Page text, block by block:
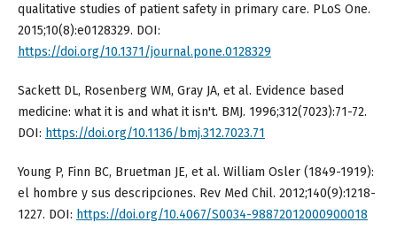
qualitative studies of patient safety in primary care. PLoS One.
2015;10(8):e0128329. DOI:
https://doi.org/10.1371/journal.pone.0128329
Sackett DL, Rosenberg WM, Gray JA, et al. Evidence based
medicine: what it is and what it isn't. BMJ. 1996;312(7023):71-72.
DOI: https://doi.org/10.1136/bmj.312.7023.71
Young P, Finn BC, Bruetman JE, et al. William Osler (1849-1919):
el hombre y sus descripciones. Rev Med Chil. 2012;140(9):1218-
1227. DOI: https://doi.org/10.4067/S0034-98872012000900018